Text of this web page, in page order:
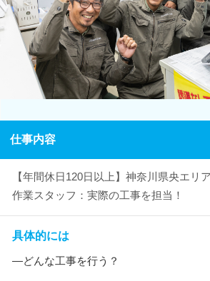
仕事内容
【年間休日120日以上】神奈川県央エリ
作業スタッフ：実際の工事を担当！
具体的には
―どんな工事を行う？